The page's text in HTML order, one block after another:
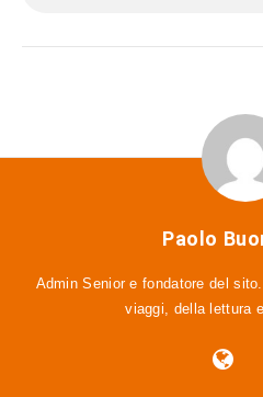
Paolo
Admin Senior e fondatore del
viaggi, della lettura